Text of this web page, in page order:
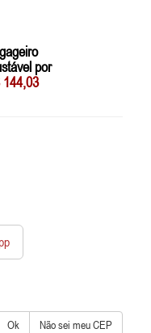
por
144,03
Ok Não sei meu CEP